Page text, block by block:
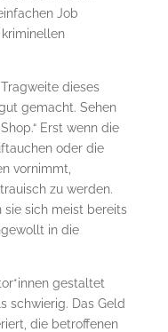
Job
dieses
gemacht. Sehen
Erst wenn die
oder die
vornimmt,
zu werden.
sie sich meist bereits
in die
gestaltet
schwierig. Das Geld
die betroffenen